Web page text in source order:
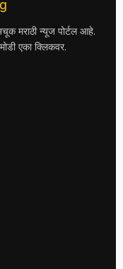
मराठी न्यूज पोर्टल आहे.
एका क्लिकवर.